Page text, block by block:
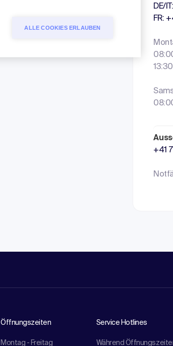
DE/
FR:
+41
Öffnungszeiten
Montag - Freitag
Service Hotlines
Während
ALLE COOKIES ERLAUBEN